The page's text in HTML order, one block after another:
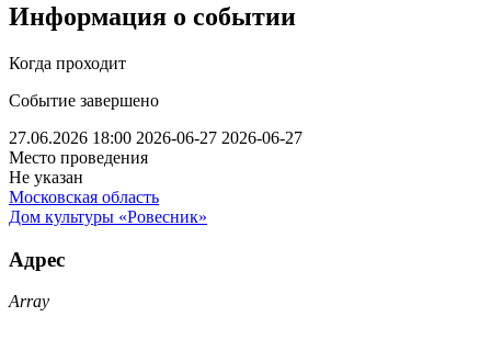
Информация о событии
Когда проходит
Событие завершено
27.06.2026 18:00 2026-06-27 2026-06-27
Место проведения
Не указан
Московская область
Дом культуры «Ровесник»
Адрес
Array